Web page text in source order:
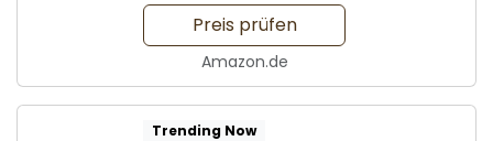
Preis prüfen
Amazon.de
Trending Now